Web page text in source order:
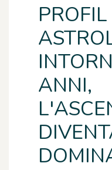
PROFIL
ANNI,